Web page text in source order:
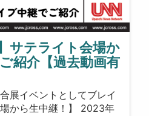
サテライト会場か
紹介【過去動画有
展イベントとしてブレイ
から生中継！】 2023年